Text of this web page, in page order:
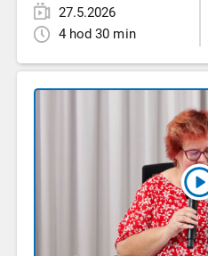
27.5.2026
4 hod 30 min